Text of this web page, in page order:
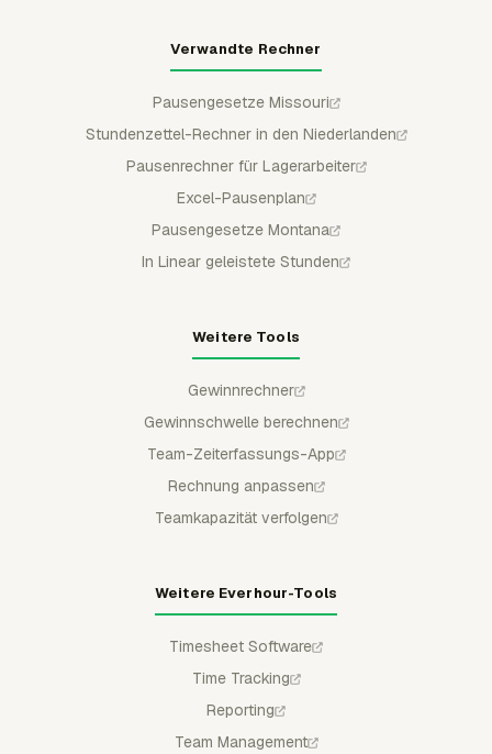
Verwandte Rechner
Pausengesetze Missouri
Stundenzettel-Rechner in den Niederlanden
Pausenrechner für Lagerarbeiter
Excel-Pausenplan
Pausengesetze Montana
In Linear geleistete Stunden
Weitere Tools
Gewinnrechner
Gewinnschwelle berechnen
Team-Zeiterfassungs-App
Rechnung anpassen
Teamkapazität verfolgen
Weitere Everhour-Tools
Timesheet Software
Time Tracking
Reporting
Team Management